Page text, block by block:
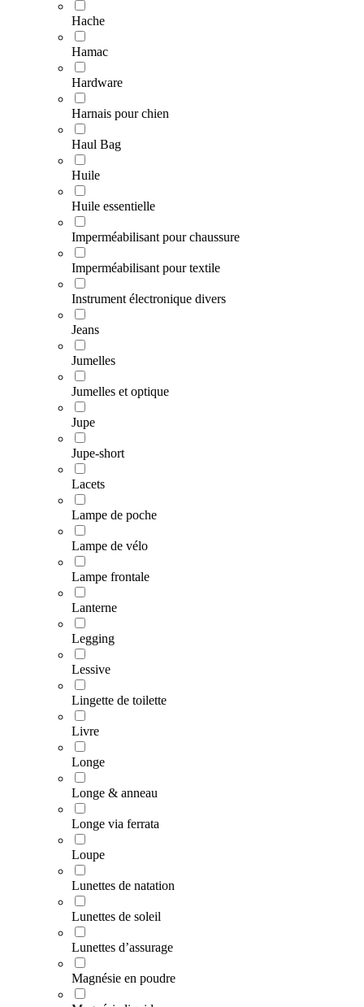
Hache
Hamac
Hardware
Harnais pour chien
Haul Bag
Huile
Huile essentielle
Imperméabilisant pour chaussure
Imperméabilisant pour textile
Instrument électronique divers
Jeans
Jumelles
Jumelles et optique
Jupe
Jupe-short
Lacets
Lampe de poche
Lampe de vélo
Lampe frontale
Lanterne
Legging
Lessive
Lingette de toilette
Livre
Longe
Longe & anneau
Longe via ferrata
Loupe
Lunettes de natation
Lunettes de soleil
Lunettes d’assurage
Magnésie en poudre